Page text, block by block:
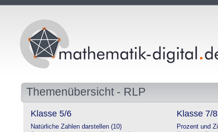
Themenübersicht - RLP
Klasse 5/6
Natürliche Zahlen darstellen (10)
Klasse 7/8
Prozent und